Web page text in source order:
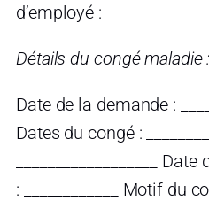
d’employé :
Détails du congé maladie :
Date de la demande :
Dates du congé :
__________________
: ____________ Motif du